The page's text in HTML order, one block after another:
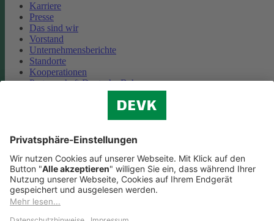
Karriere
Presse
Das sind wir
Vorstand
Unternehmensberichte
Standorte
Kooperationen
Partnerschaft Deutsche Bahn
Cookie-Einstellungen
Datenschutz
Impressum
Streitbeilegung